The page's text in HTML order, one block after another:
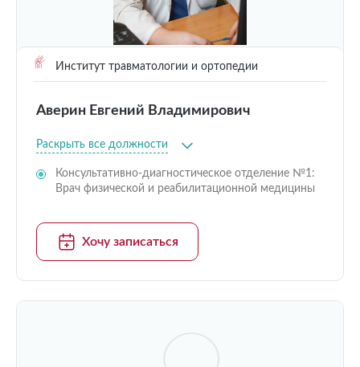
Институт травматологии и ортопедии
Аверин Евгений Владимирович
Раскрыть все должности
Консультативно-диагностическое отделение №1:
Врач физической и реабилитационной медицины
Хочу записаться